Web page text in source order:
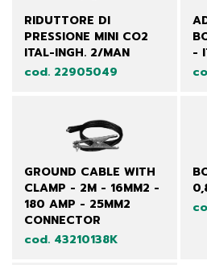
RIDUTTORE DI
PRESSIONE MINI CO2
ITAL-INGH. 2/MAN
cod. 22905049
-
GROUND CABLE WITH
CLAMP - 2M - 16MM2 -
180 AMP - 25MM2
CONNECTOR
cod. 43210138K